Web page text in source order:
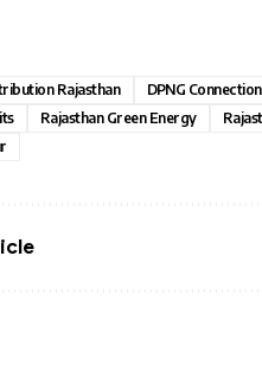
Rajasthan DPNG
Rajasthan Green Energy